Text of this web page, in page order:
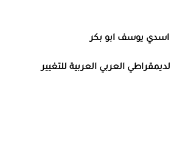
يوسف ابو بكر
العربي العربية للتغيير